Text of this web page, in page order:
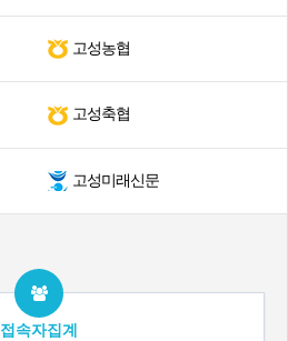
고성농협
고성축협
고성미래신문
접속자집계